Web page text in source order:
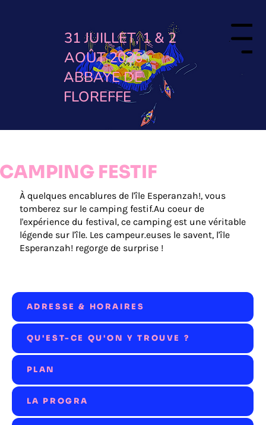
31 JUILLET, 1 & 2
AOÛT 2026
ABBAYE DE
FLOREFFE
Menu
CAMPING FESTIF
À quelques encablures de l'île Esperanzah!, vous
tomberez sur le camping festif.Au coeur de
l'expérience du festival, ce camping est une véritable
légende sur l'île. Les campeur.euses le savent, l'île
Esperanzah! regorge de surprise !
ADRESSE & HORAIRES
QU'EST-CE QU'ON Y TROUVE ?
PLAN
LA PROGRA